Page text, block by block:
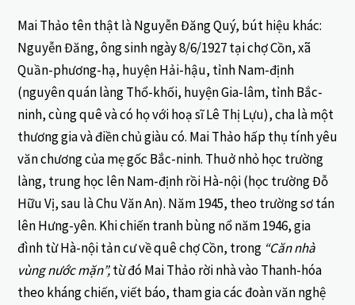
Mai Thảo tên thật là Nguyễn Đăng Quý, bút hiệu khác:
Nguyễn Đăng, ông sinh ngày 8/6/1927 tại chợ Cồn, xã
Quần-phương-hạ, huyện Hải-hậu, tỉnh Nam-định
(nguyên quán làng Thổ-khối, huyện Gia-lâm, tỉnh Bắc-
ninh, cùng quê và có họ với hoạ sĩ Lê Thị Lựu), cha là một
thương gia và điền chủ giàu có. Mai Thảo hấp thụ tính yêu
văn chương của mẹ gốc Bắc-ninh. Thuở nhỏ học trường
làng, trung học lên Nam-định rồi Hà-nội (học trường Đỗ
Hữu Vị, sau là Chu Văn An). Năm 1945, theo trường sơ tán
lên Hưng-yên. Khi chiến tranh bùng nổ năm 1946, gia
đình từ Hà-nội tản cư về quê chợ Cồn, trong “Căn nhà
vùng nước mặn”,từ đó Mai Thảo rời nhà vào Thanh-hóa
theo kháng chiến, viết báo, tham gia các đoàn văn nghệ